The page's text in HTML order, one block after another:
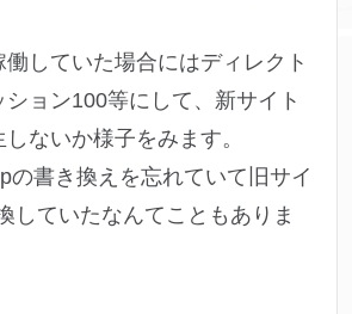
働していた場合にはディレクト
ション100等にして、新サイト
ないか様子をみます。
の書き換えを忘れていて旧サイ
していたなんてこともありま